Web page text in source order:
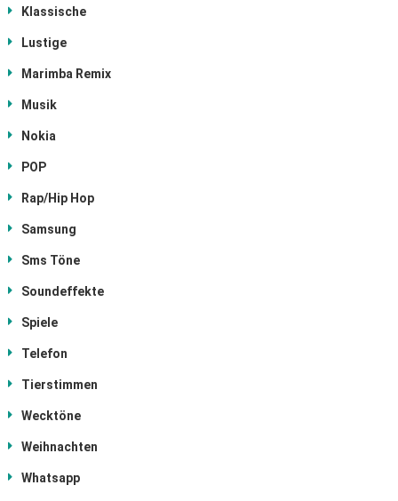
Klassische
Lustige
Marimba Remix
Musik
Nokia
POP
Rap/Hip Hop
Samsung
Sms Töne
Soundeffekte
Spiele
Telefon
Tierstimmen
Wecktöne
Weihnachten
Whatsapp